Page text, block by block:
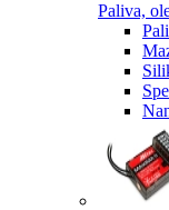
Paliva,